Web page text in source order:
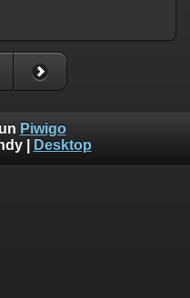
Piwigo
| Desktop